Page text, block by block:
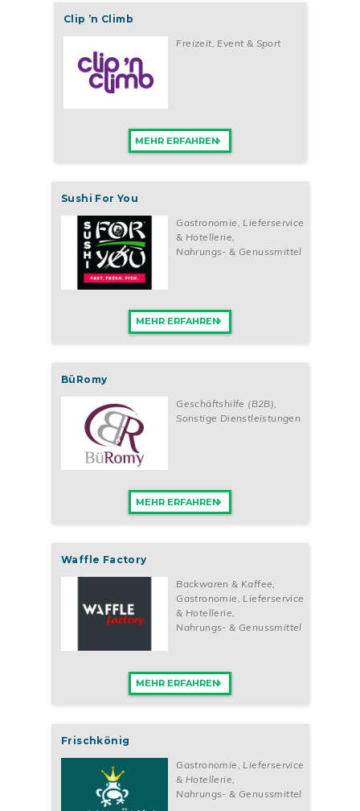
Clip ’n Climb
Freizeit, Event & Sport
MEHR ERFAHREN
Sushi For You
Gastronomie, Lieferservice
& Hotellerie,
Nahrungs- & Genussmittel
MEHR ERFAHREN
BüRomy
Geschäftshilfe (B2B)
Sonstige Dienstleistungen
MEHR ERFAHREN
Waffle Factory
Backwaren & Kaffee,
Gastronomie, Lieferservice
& Hotellerie,
Nahrungs- & Genussmittel
MEHR ERFAHREN
Frischkönig
Gastronomie, Lieferservice
& Hotellerie,
Nahrungs- & Genussmittel